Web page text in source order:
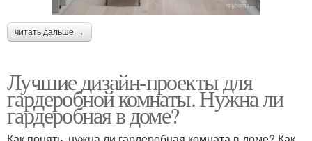
читать дальше →
Лучшие дизайн-проекты для
гардеробной комнаты. Нужна ли
гардеробная в доме?